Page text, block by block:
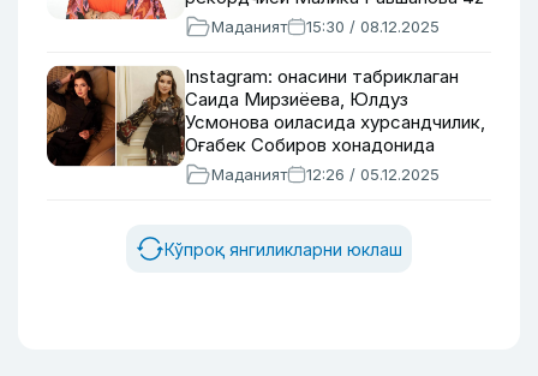
ёшдаМаданият 15:30 / 08.12.2025
Instagram: онасини табриклаган
Саида Мирзиёева, Юлдуз
Усмонова оиласида хурсандчилик,
Оғабек Собиров хонадонида
келинсалом
Маданият 12:26 / 05.12.2025
Кўпроқ янгиликларни юклаш